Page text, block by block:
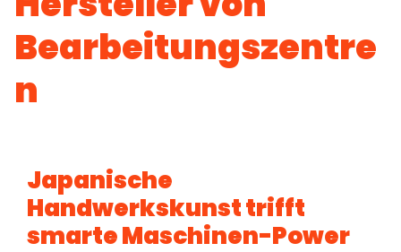
Bearbeitungszentre
n
Japanische
Handwerkskunst trifft
smarte Maschinen-Power